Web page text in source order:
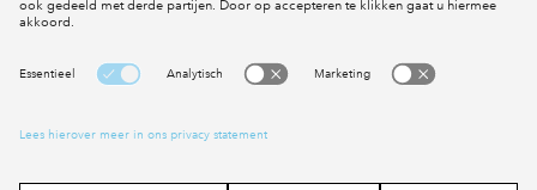
Social Media
Cookies